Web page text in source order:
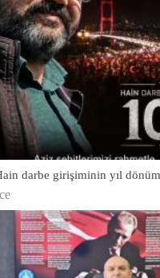
darbe girişiminin yıl